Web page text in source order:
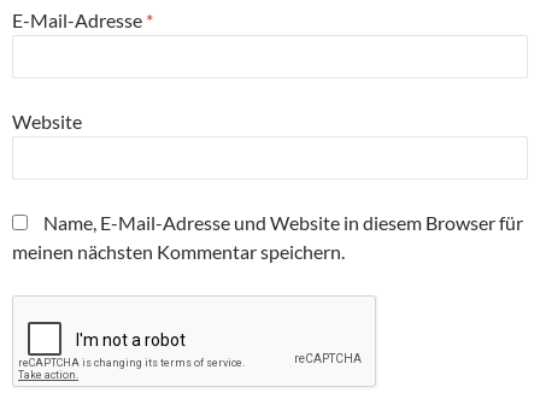
E-Mail-Adresse *
Website
Name, E-Mail-Adresse und Website in diesem Browser für
meinen nächsten Kommentar speichern.